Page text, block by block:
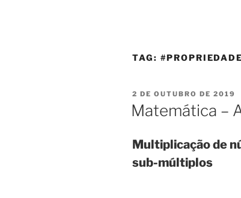
TAG:
PUBLICADO
EM
2 DE OUTUBRO DE 2019
Matemática –
Multiplicação de
sub-múltiplos